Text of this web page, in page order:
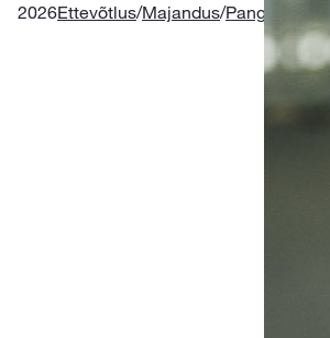
2026Ettevõtlus/Majandus/Pangandus